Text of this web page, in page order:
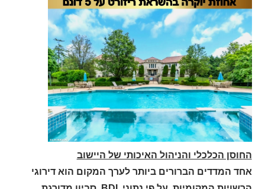
החוסן הכלכלי והניהול האיכותי של היישוב
אחד המדדים הברורים ביותר לערך המקום הוא דירוגי